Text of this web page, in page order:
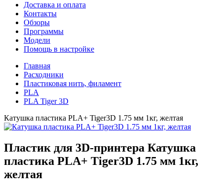
Доставка и оплата
Контакты
Обзоры
Программы
Модели
Помощь в настройке
Главная
Расходники
Пластиковая нить, филамент
PLA
PLA Tiger 3D
Катушка пластика PLA+ Tiger3D 1.75 мм 1кг, желтая
Пластик для 3D-принтера Катушка
пластика PLA+ Tiger3D 1.75 мм 1кг,
желтая